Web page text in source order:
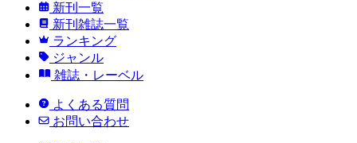
新刊一覧
新刊雑誌一覧
ランキング
ジャンル
雑誌・レーベル
よくある質問
お問い合わせ